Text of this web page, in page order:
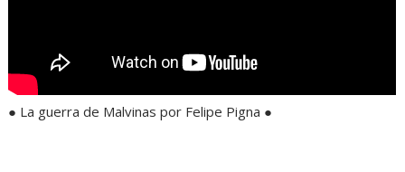
● La guerra de Malvinas por Felipe Pigna ●